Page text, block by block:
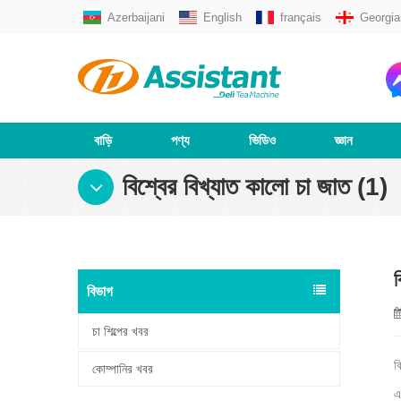
Azerbaijani English français
বাড়ি পণ্য ভিডিও জ্ঞান
বিশ্বের বিখ্যাত কালো চা জাত (1)
বিভাগ
চা শিল্পের খবর
কোম্পানির খবর